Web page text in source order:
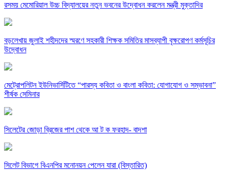
রসময় মেমোরিয়াল উচ্চ বিদ্যালয়ের নতুন ভবনের উদ্বোধন করলেন মন্ত্রী মুক্তাদির
বড়লেখায় জুলাই শহীদদের স্মরণে সহকারী শিক্ষক সমিতির মাসব্যাপী বৃক্ষরোপণ কর্মসূচির
উদ্বোধন
মেট্রোপলিটন ইউনিভার্সিটিতে “পারস্য কবিতা ও বাংলা কবিতা: যোগাযোগ ও সম্ভাবনা”
শীর্ষক সেমিনার
সিলেটের জোড়া ব্রিজের পাশ থেকে আ ট ক ফরহাদ- বাদশা
সিলেট বিভাগে বিএনপির মনোনয়ন পেলেন যারা (বিস্তারিত)